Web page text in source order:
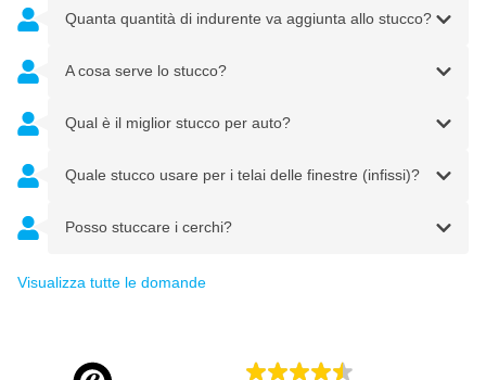
Quanta quantità di indurente va aggiunta allo stucco?
A cosa serve lo stucco?
Qual è il miglior stucco per auto?
Quale stucco usare per i telai delle finestre (infissi)?
Posso stuccare i cerchi?
Visualizza tutte le domande